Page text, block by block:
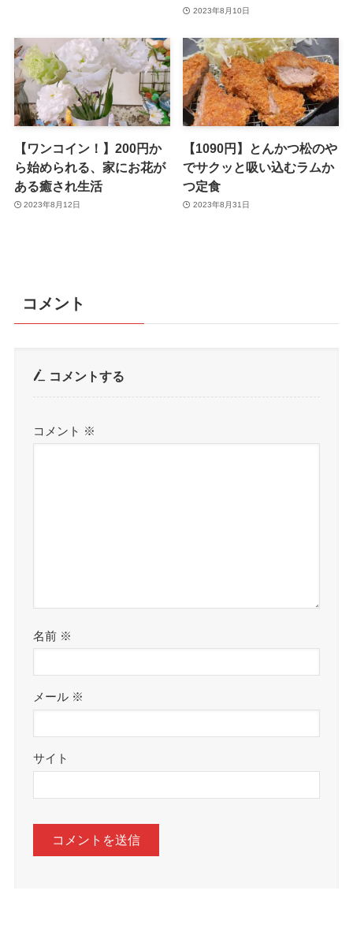
2023年8月10日
【ワンコイン！】200円か
ら始められる、家にお花が
ある癒され生活
2023年8月12日
【1090円】とんかつ松のや
でサクッと吸い込むラムか
つ定食
2023年8月31日
コメント
コメントする
コメント ※
名前 ※
メール ※
サイト